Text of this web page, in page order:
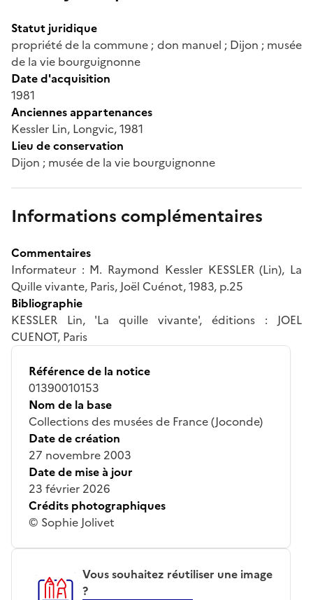
Statut juridique
propriété de la commune ; don manuel ; Dijon ; musée
de la vie bourguignonne
Date d'acquisition
1981
Anciennes appartenances
Kessler Lin, Longvic, 1981
Lieu de conservation
Dijon ; musée de la vie bourguignonne
Informations complémentaires
Commentaires
Informateur : M. Raymond Kessler KESSLER (Lin), La
Quille vivante, Paris, Joël Cuénot, 1983, p.25
Bibliographie
KESSLER Lin, 'La quille vivante', éditions : JOEL
CUENOT, Paris
Référence de la notice
01390010153
Nom de la base
Collections des musées de France (Joconde)
Date de création
27 novembre 2003
Date de mise à jour
23 février 2026
Crédits photographiques
© Sophie Jolivet
Vous souhaitez réutiliser une image
?